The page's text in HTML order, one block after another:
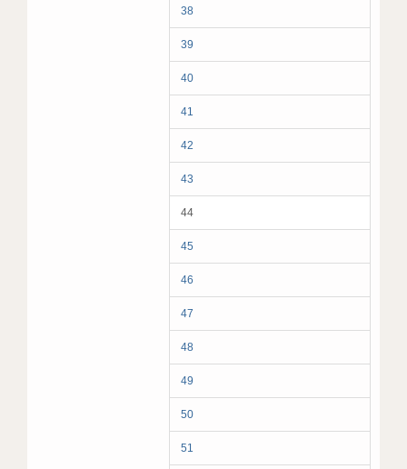
38
39
40
41
42
43
44
45
46
47
48
49
50
51